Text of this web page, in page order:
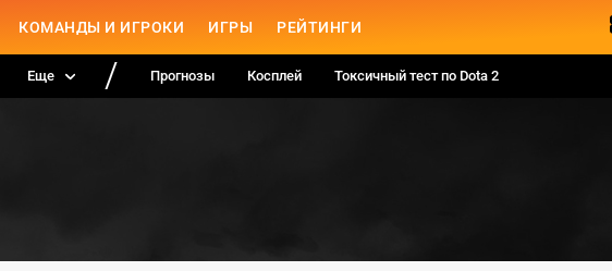
КОМАНДЫ И ИГРОКИ ИГРЫ РЕЙТИНГИ
Еще Прогнозы Косплей Токсичный тест по Dota 2